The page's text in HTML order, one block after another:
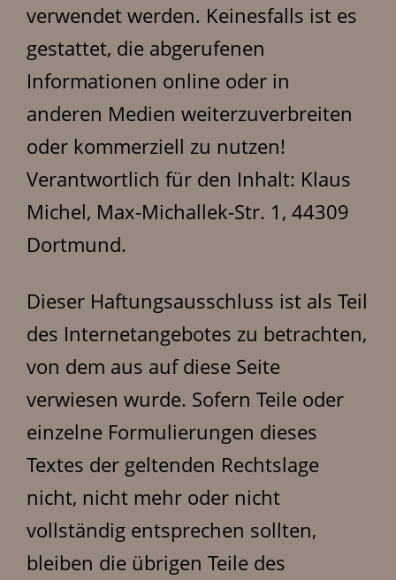
verwendet werden. Keinesfalls ist es
gestattet, die abgerufenen
Informationen online oder in
anderen Medien weiterzuverbreiten
oder kommerziell zu nutzen!
Verantwortlich für den Inhalt: Klaus
Michel, Max-Michallek-Str. 1, 44309
Dortmund.
Dieser Haftungsausschluss ist als Teil
des Internetangebotes zu betrachten,
von dem aus auf diese Seite
verwiesen wurde. Sofern Teile oder
einzelne Formulierungen dieses
Textes der geltenden Rechtslage
nicht, nicht mehr oder nicht
vollständig entsprechen sollten,
bleiben die übrigen Teile des